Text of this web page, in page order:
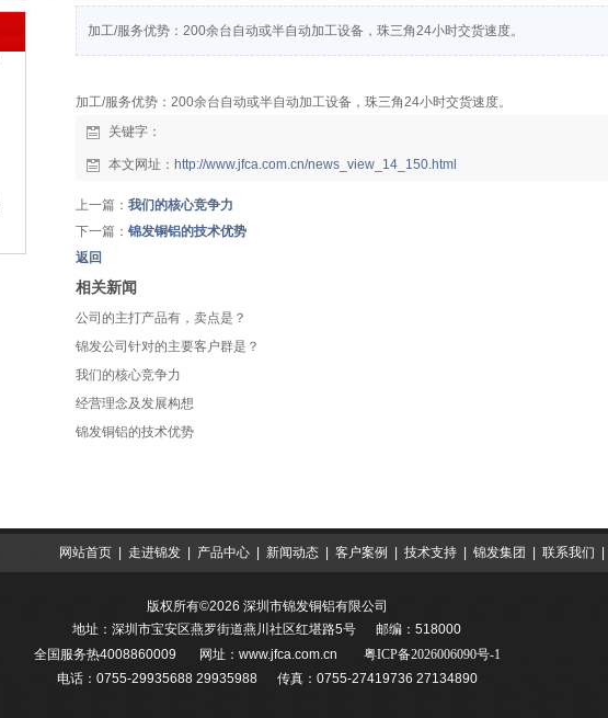
加工/服务优势：200余台自动或半自动加工设备，珠三角24小时交货速度。
加工/服务优势：200余台自动或半自动加工设备，珠三角24小时交货速度。
关键字：
本文网址： http://www.jfca.com.cn/news_view_14_150.html
上一篇： 我们的核心竞争力
下一篇： 锦发铜铝的技术优势
返回
相关新闻
公司的主打产品有，卖点是？
锦发公司针对的主要客户群是？
我们的核心竞争力
经营理念及发展构想
锦发铜铝的技术优势
网站首页| 走进锦发| 产品中心| 新闻动态| 客户案例 技术支持| 锦发集团 联系我们
版权所有©2026 深圳市锦发铜铝有限公司
地址：深圳市宝安区燕罗街道燕川社区红堪路5号 邮编：518000
全国服务热4008860009 网址： www.jfca.com.cn 粤ICP备2026006090号-1
电话：0755-29935688 29935988 传真：0755-27419736 27134890